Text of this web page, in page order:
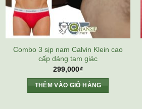
Combo 3 sịp nam Calvin Klein cao
cấp dáng tam giác
299,000₫
THÊM VÀO GIỎ HÀNG